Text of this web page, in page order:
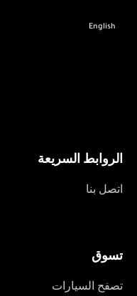
English
الروابط السريعة
اتصل بنا
تسوق
تصفح السيارات